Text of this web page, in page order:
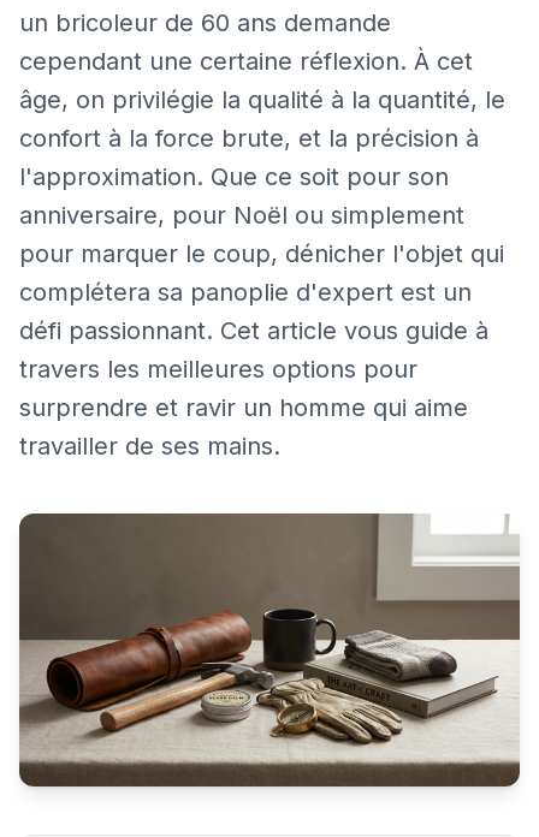
un bricoleur de 60 ans demande
cependant une certaine réflexion. À cet
âge, on privilégie la qualité à la quantité, le
confort à la force brute, et la précision à
l'approximation. Que ce soit pour son
anniversaire, pour Noël ou simplement
pour marquer le coup, dénicher l'objet qui
complétera sa panoplie d'expert est un
défi passionnant. Cet article vous guide à
travers les meilleures options pour
surprendre et ravir un homme qui aime
travailler de ses mains.